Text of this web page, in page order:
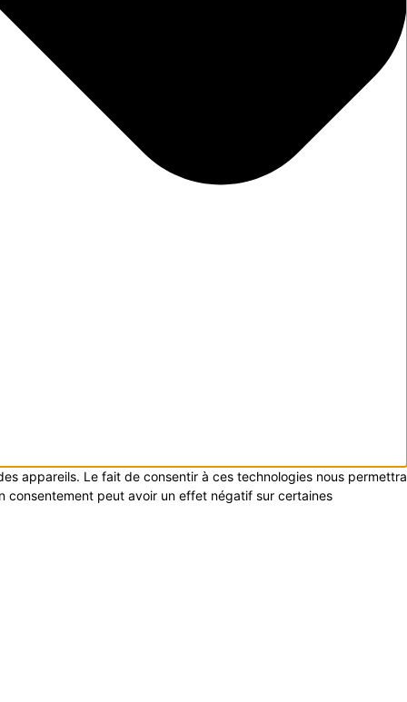
appareils. Le fait de consentir à ces technologies nous permettra
consentement peut avoir un effet négatif sur certaines